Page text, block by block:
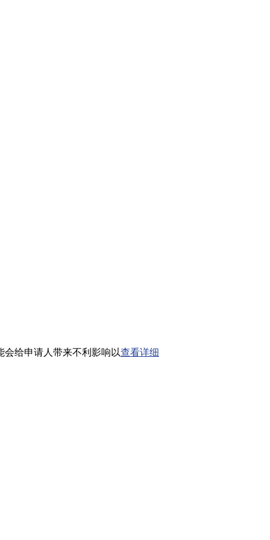
给申请人带来不利影响以查看详细